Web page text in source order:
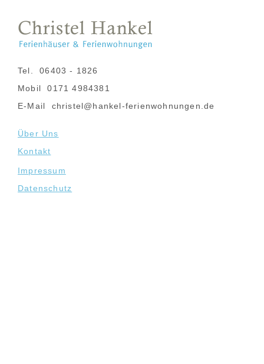
Tel.06403 - 1826
Mobil0171 4984381
E-Mail christel@hankel-ferienwohnungen.de
Über Uns
Kontakt
Impressum
Datenschutz